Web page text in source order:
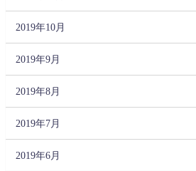
2019年10月
2019年9月
2019年8月
2019年7月
2019年6月